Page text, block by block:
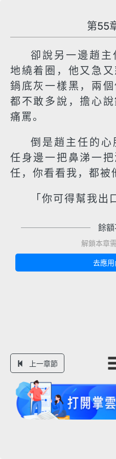
第55
卻說另一邊趙
地繞着圈，他又急
鍋底灰一樣黑，兩
都不敢多說，擔心
痛罵。
倒是趙主任的
任身邊一把鼻涕一
任，你看看我，都被
「你可得幫我出
餘額
解鎖本章
去應
上一章節